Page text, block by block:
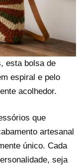
esta bolsa de
espiral e pelo
acolhedor.
que
artesanal
único. Cada
seja